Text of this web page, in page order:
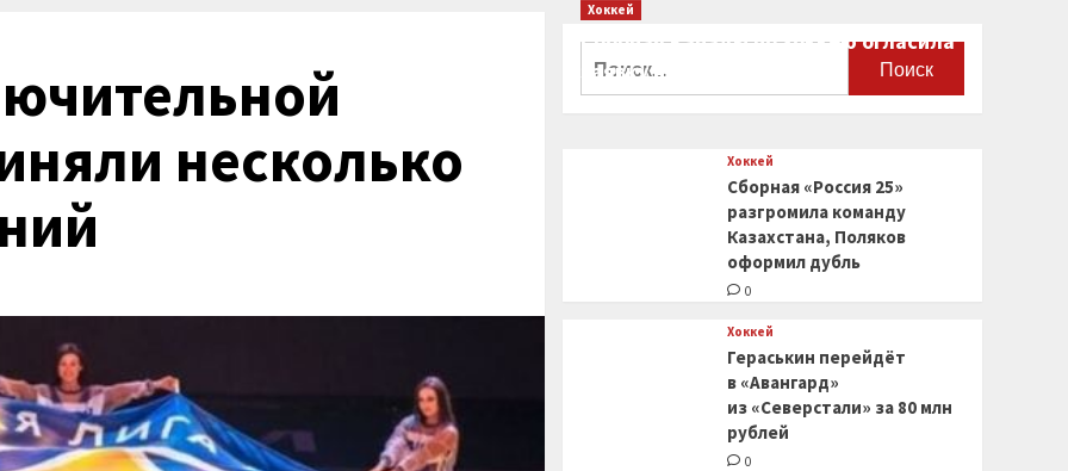
несколько
Хоккей
Сборная Канады по хоккею огласила
заявку на чемпионат мира
Хоккей
Сборная «Россия 25»
разгромила команду
Казахстана, Поляков
оформил дубль
0
Хоккей
Гераськин перейдёт
в «Авангард»
из «Северстали» за 80 млн
рублей
0